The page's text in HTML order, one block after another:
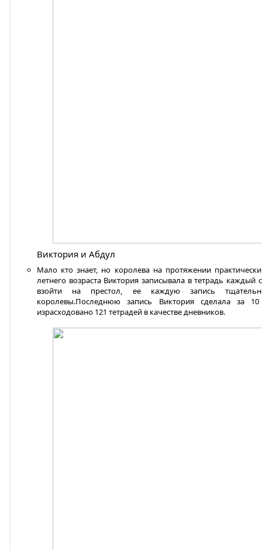
Виктория и Абдул
Мало кто знает, но королева на протяжении
летнего возраста Виктория записывала в тетрадь
взойти на престол, ее каждую запись
королевы.Последнюю запись Виктория сделала за
израсходовано 121 тетрадей в качестве дневников.